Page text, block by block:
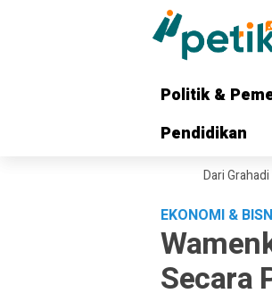
Politik &
Pendidikan
Politik &
Pendidikan
Dari Grahadi
EKONOMI &
Secara